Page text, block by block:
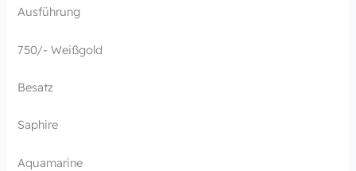
Ausführung
750/- Weißgold
Besatz
Saphire
Aquamarine